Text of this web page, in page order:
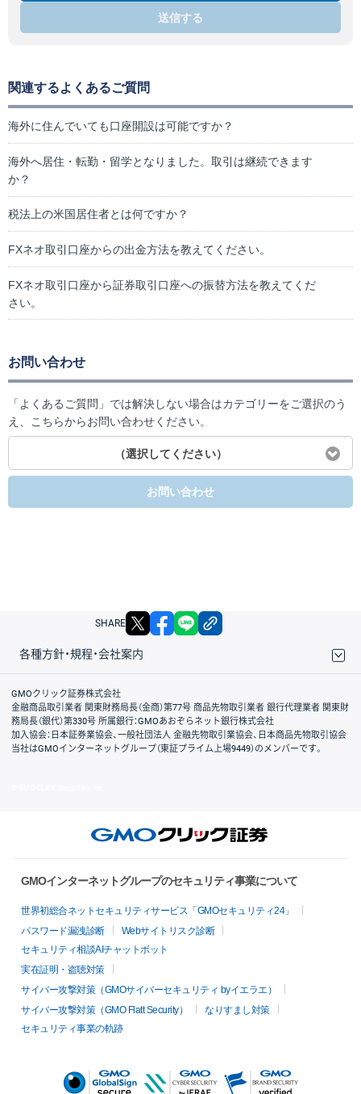
送信する
関連するよくあるご質問
海外に住んでいても口座開設は可能ですか？
海外へ居住・転勤・留学となりました。取引は継続できます
か？
税法上の米国居住者とは何ですか？
FXネオ取引口座からの出金方法を教えてください。
FXネオ取引口座から証券取引口座への振替方法を教えてくだ
さい。
お問い合わせ
「よくあるご質問」では解決しない場合はカテゴリーをご選択のう
え、こちらからお問い合わせください。
（選択してください）
お問い合わせ
SHARE X facebook
各種方針・規程・会社案内
取引規程・約款
サイトマップ
その他のご案内
個人情報保護方針
最良執行方針
サイトのご利用について
ディスクレイマー
信託保全
リスク説明
会社案内
GMOクリック証券株式会社
金融商品取引業者 関東財務局長（金商）第77号 商品先物取引業者 銀行代理業者 関東財
務局長（銀代）第330号 所属銀行：GMOあおぞらネット銀行株式会社
加入協会：日本証券業協会、一般社団法人 金融先物取引業協会、日本商品先物取引協会
当社はGMOインターネットグループ（東証プライム上場9449）のメンバーです。
GMOインターネットグループのセキュリティ事業について
世界初総合ネットセキュリティサービス「GMOセキュリティ24」
パスワード漏洩診断
Webサイトリスク診断
セキュリティ相談AIチャットボット
実在証明・盗聴対策
サイバー攻撃対策（GMOサイバーセキュリティ byイエラエ）
サイバー攻撃対策（GMO Flatt Security）
なりすまし対策
セキュリティ事業の軌跡